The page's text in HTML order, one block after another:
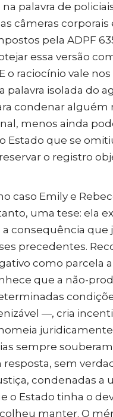
palavra de
câmeras corporais
pela ADPF
essa versão
E o raciocínio vale nos
palavra isolada do
condenar alguém
menos ainda
Estado que se
o registro
caso Emily e
uma tese: ela
consequência que
precedentes.
como parcela
que a não-
—, cria
sempre souberam
resposta, sem
condenadas a
o Estado tinha o
manter. O